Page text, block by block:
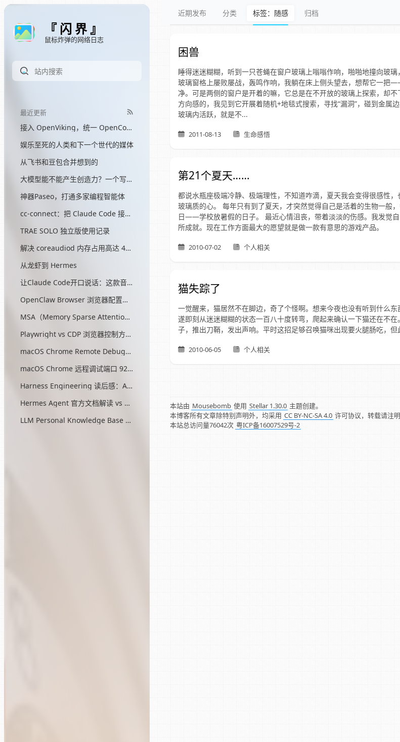
『 闪 界 』
鼠标炸弹的网络日志
最近更新
接入 OpenViking，统一 OpenCode 和 Hermes 的记忆
娱乐至死的人类和下一个世代的媒体
从飞书和豆包合并想到的
大模型能不能产生创造力？一个写了三个月网文的程序员的答案
神器Paseo，打通多家编程智能体
cc-connect：把 Claude Code 接入飞书
TRAE SOLO 独立版使用记录
解决 coreaudiod 内存占用高达 45G 的问题
从龙虾到 Hermes
让Claude Code开口说话：这款音效插件让我把编程玩成了游戏
OpenClaw Browser 浏览器配置指南
MSA（Memory Sparse Attention）— 突破 AI 记忆瓶颈的开源方案
Playwright vs CDP 浏览器控制方式对比
macOS Chrome Remote Debugging 配置
macOS Chrome 远程调试端口 9222 启动问题与最终解决方案
Harness Engineering 读后感：AI工程的第三次范式转移
Hermes Agent 官方文档解读 vs OpenClaw
LLM Personal Knowledge Base Pattern (Karpathy)
近期发布 分类 标签：随感 归档
困兽
睡得迷迷糊糊，听到一只苍蝇在窗户玻璃上嗡嗡作响，啪啪地撞向玻
玻璃窗格上屡败屡战，轰鸣作响，我躺在床上侧头望去，想帮它一把
净。可是两侧的窗户是开着的嘛，它总是在不开放的玻璃上探索，却
方向感的，我见到它开展着随机+地毯式搜索，寻找“漏洞”，碰到金属
玻璃内活跃，就是不...
2011-08-13 生命感悟
第21个夏天……
都说水瓶座极端冷静、极端理性，不知道咋滴，夏天我会变得很感性
玻璃质的心。 每年只有到了夏天，才突然觉得自己是活着的生物一般
日——学校放暑假的日子。 最近心情沮丧，带着淡淡的伤感。我发觉
所成就。现在工作方面最大的愿望就是做一款有意思的游戏产品。
2010-07-02 个人相关
猫失踪了
一觉醒来，猫居然不在脚边，奇了个怪啊。想来今夜也没有听到什么东
遂即刻从迷迷糊糊的状态一百八十度转弯，爬起来确认一下猫还在不
子，推出刀鞘，发出声响。平时这招足够召唤猫咪出现要火腿肠吃，但
2010-06-05 个人相关
本站由 Mousebomb 使用 Stellar 1.30.0 主题创建。
本博客所有文章除特别声明外，均采用 CC BY-NC-SA 4.0 许可协议，转载请注明
本站总访问量76042次 粤ICP备16007529号-2